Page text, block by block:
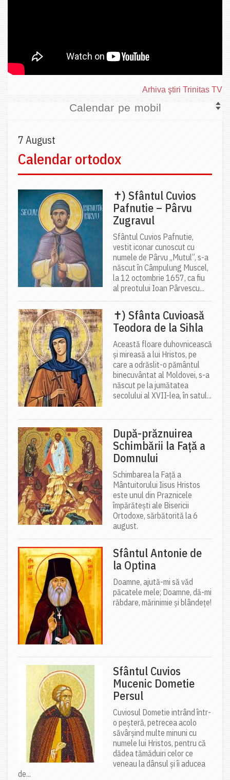
Arhiva ştiri Trinitas TV
Calendar pe mobil
7 August
Calendar ortodox
✝) Sfântul Cuvios
Pafnutie – Pârvu
Zugravul
Sfântul Cuvios Pafnutie,
vestit iconar cunoscut cu
numele de Pârvu „Mutul”, s-a
născut în Câmpulung Muscel,
la 12 octombrie 1657, ca fiu
al preotului Ioan Pârvescu...
✝) Sfânta Cuvioasă
Teodora de la Sihla
Această floare duhovnicească
și mireasă a lui Hristos, pe
care a odrăslit-o pământul
binecuvântat al Moldovei, s-a
născut pe la jumătatea
secolului al XVII-lea, în satul...
După-prăznuirea
Schimbării la Față a
Domnului
Schimbarea la Față a
Mântuitorului Iisus Hristos
este unul din Praznicele
împărătești ale Bisericii
Ortodoxe, sărbătorită la 6
august.
Sfântul Antonie de
la Optina
Doamne, ajută-mi să văd
păcatele mele; Doamne, dă-mi
răbdare, mărinimie şi blândeţe!
Sfântul Cuvios
Mucenic Dometie
Persul
Cuviosul Dometie intrând într-
o peșteră, petrecea acolo
săvârșind multe minuni cu
numele lui Hristos, pentru că
dădea tămăduiri celor ce
veneau la dânsul și îi aducea
de...